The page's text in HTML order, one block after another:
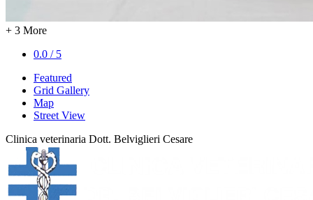
+ 3 More
0.0 / 5
Featured
Grid Gallery
Map
Street View
Clinica veterinaria Dott. Belviglieri Cesare